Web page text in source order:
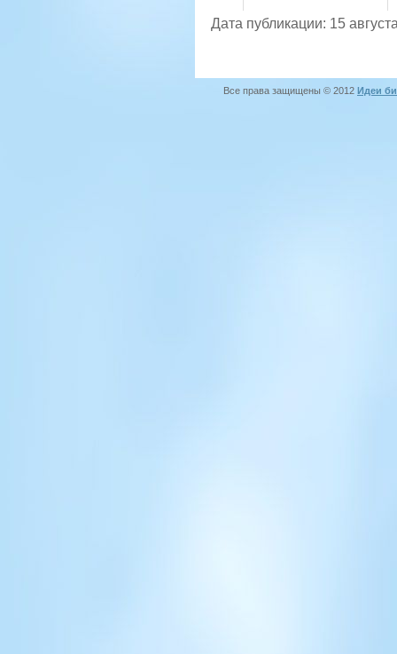
Дата публикации: 15
Все права защищены © 2012 Идеи